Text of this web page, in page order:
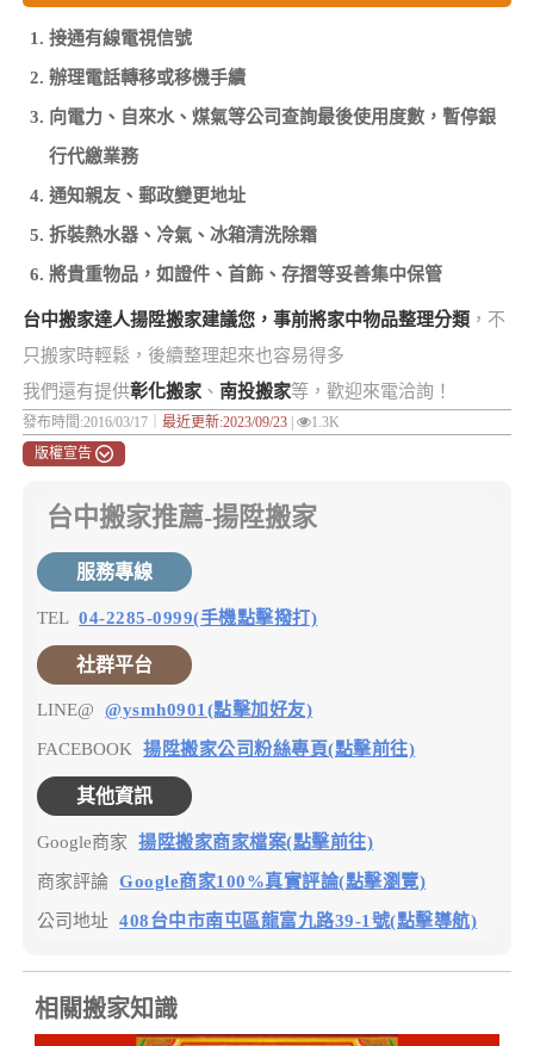
接通有線電視信號
辦理電話轉移或移機手續
向電力、自來水、煤氣等公司查詢最後使用度數，暫停銀
行代繳業務
通知親友、郵政變更地址
拆裝熱水器、冷氣、冰箱清洗除霜
將貴重物品，如證件、首飾、存摺等妥善集中保管
台中搬家達人揚陞搬家建議您，事前將家中物品整理分類，不
只搬家時輕鬆，後續整理起來也容易得多
我們還有提供彰化搬家、 南投搬家等，歡迎來電洽詢！
發布時間:2016/03/17｜ 最近更新:2023/09/23|
1.3K
版權宣告
台中搬家推薦-揚陞搬家
服務專線
TEL 04-2285-0999(手機點擊撥打)
社群平台
LINE@ @ysmh0901(點擊加好友)
FACEBOOK 揚陞搬家公司粉絲專頁(點擊前往)
其他資訊
Google商家 揚陞搬家商家檔案(點擊前往)
商家評論 Google商家100%真實評論(點擊瀏覽)
公司地址 408台中市南屯區龍富九路39-1號(點擊導航)
相關搬家知識